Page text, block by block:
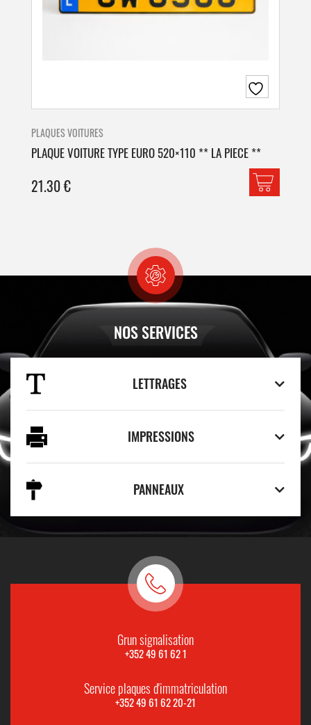
PLAQUES VOITURES
PLAQUE VOITURE TYPE EURO 520×110 ** LA PIECE **
21.30€
NOS SERVICES
LETTRAGES
IMPRESSIONS
PANNEAUX
Grun signalisation
+352 49 61 62 1
Service plaques d'immatriculation
+352 49 61 62 20-21